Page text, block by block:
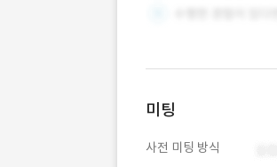
미팅
사전 미팅 방식